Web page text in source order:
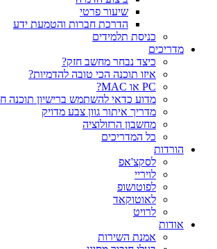
שיעור פרטי
הדרכת חברות והטמעת ידע
כניסת תלמידים
מדריכים
כיצד נבחר מחשב חזק?
איזו תוכנה הכי טובה להדמיות?‎‎
PC או MAC?
מדוע כדאי להשתמש ברישיון תוכנה
מדריך איתור גוון צבע מדויק
מחשבון הרזולוציה
כל המדריכים
הורדות
לסקצ'אפ
לויריי
לפוטושופ
לאוטוקאד
לרויט
אודות
אמנת השירות